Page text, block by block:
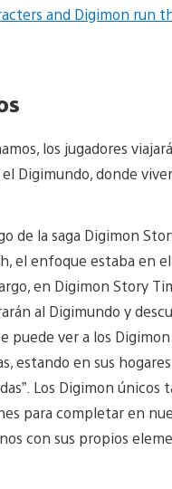
los jugadores
Digimundo, donde
de la saga Digimon
el enfoque estaba en
en Digimon Story
al Digimundo y
puede ver a los
estando en sus
Los Digimon únicos
para completar en
con sus propios